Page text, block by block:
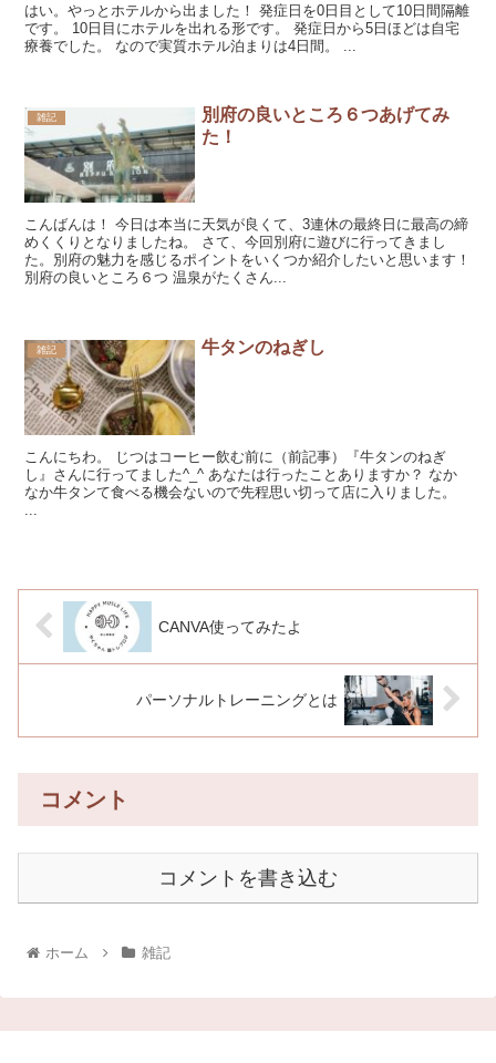
はい。やっとホテルから出ました！ 発症日を0日目として10日間隔離
です。 10日目にホテルを出れる形です。 発症日から5日ほどは自宅
療養でした。 なので実質ホテル泊まりは4日間。 ...
雑記
別府の良いところ６つあげてみ
た！
こんばんは！ 今日は本当に天気が良くて、3連休の最終日に最高の締
めくくりとなりましたね。 さて、今回別府に遊びに行ってきまし
た。別府の魅力を感じるポイントをいくつか紹介したいと思います！
別府の良いところ６つ 温泉がたくさん...
雑記 牛タンのねぎし
こんにちわ。 じつはコーヒー飲む前に（前記事）『牛タンのねぎ
し』さんに行ってました^_^ あなたは行ったことありますか？ なか
なか牛タンて食べる機会ないので先程思い切って店に入りました。
CANVA使ってみたよ
パーソナルトレーニングとは
コメント
コメントを書き込む
ホーム 雑記